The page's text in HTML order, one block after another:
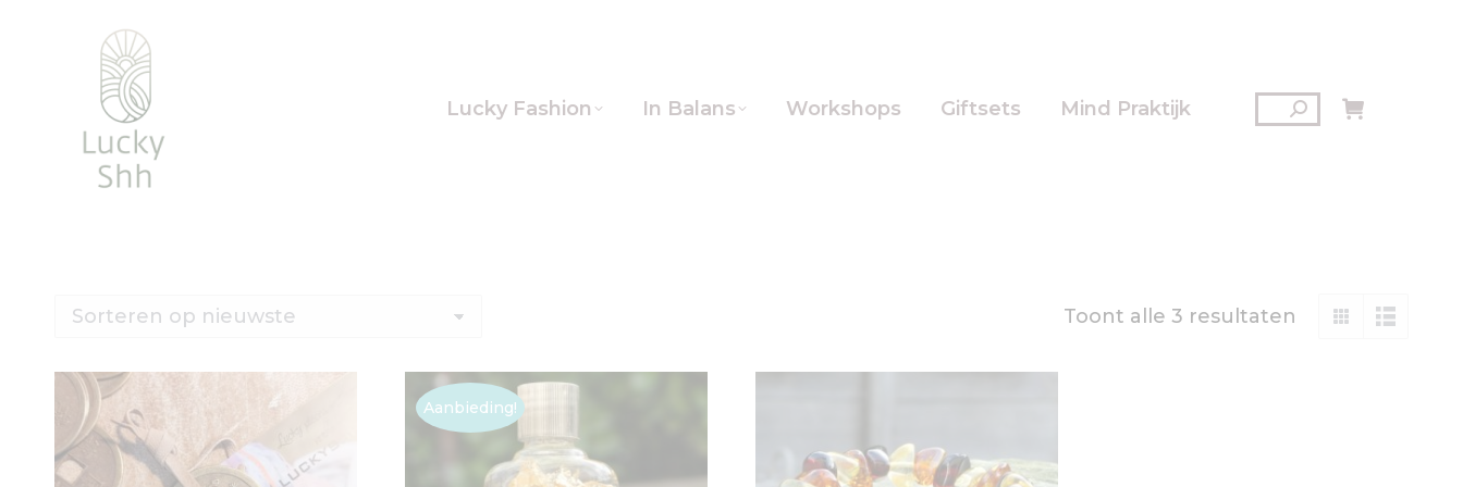
Lucky Fashion In Balans Workshops Giftsets Mind Praktijk Zoeken:
Toont alle 3 resultaten Gesorteerd
Aanbieding!